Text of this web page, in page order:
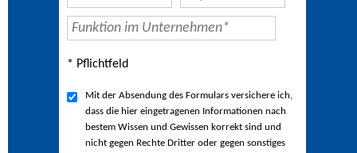
* Pflichtfeld
Mit der Absendung des Formulars versichere ich,
dass die hier eingetragenen Informationen nach
bestem Wissen und Gewissen korrekt sind und
nicht gegen Rechte Dritter oder gegen sonstiges